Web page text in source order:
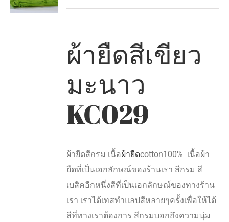
ผ้ายืดสีเขียว
มะนาว
KC029
ผ้ายืดสีกรม เนื้อผ้ายืดcotton100% เนื้อผ้า
ยืดที่เป็นเอกลักษณ์ของร้านเรา สีกรม สี
เบสิคอีกหนึ่งสีที่เป็นเอกลักษณ์ของทางร้าน
เรา เราได้เทสทำแลปสีหลายๆครั้งเพื่อให้ได้
สีที่ทางเราต้องการ สีกรมบอกถึงความนุ่ม